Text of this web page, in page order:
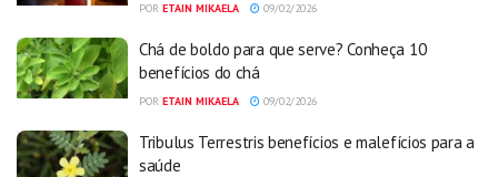
POR ETAIN MIKAELA 09/02/2026
Chá de boldo para que serve? Conheça 10
benefícios do chá
POR ETAIN MIKAELA 09/02/2026
Tribulus Terrestris benefícios e malefícios para a
saúde